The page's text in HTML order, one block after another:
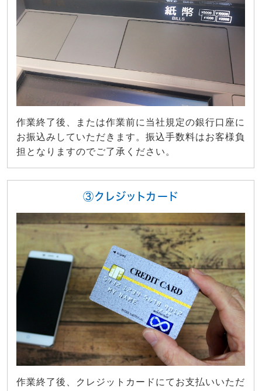
作業終了後、または作業前に当社規定の銀行口座に
お振込みしていただきます。振込手数料はお客様負
担となりますのでご了承ください。
③クレジットカード
作業終了後、クレジットカードにてお支払いいただ